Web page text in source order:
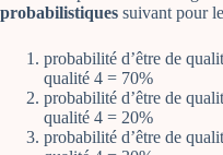
probabilistiques suivant pour
probabilité d’être de
qualité 4 = 70%
probabilité d’être de
qualité 4 = 20%
probabilité d’être de